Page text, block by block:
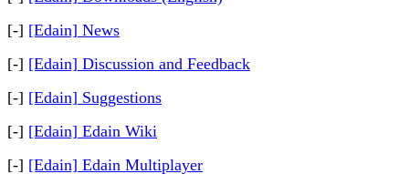
[-] [Edain] News
[-] [Edain] Discussion and Feedback
[-] [Edain] Suggestions
[-] [Edain] Edain Wiki
[-] [Edain] Edain Multiplayer